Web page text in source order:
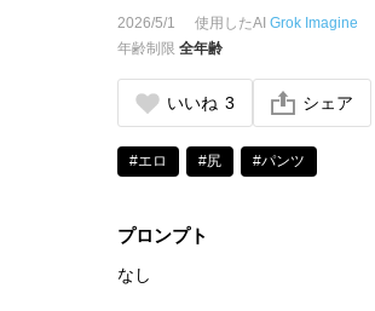
2026/5/1 使用したAIGrok Imagine
年齢制限全年齢
いいね 3 シェア
#エロ #尻 #パンツ
プロンプト
なし